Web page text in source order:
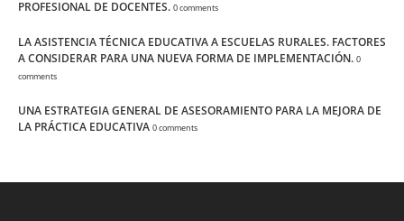
PROFESIONAL DE DOCENTES. 0 comments
LA ASISTENCIA TÉCNICA EDUCATIVA A ESCUELAS RURALES. FACTORES
A CONSIDERAR PARA UNA NUEVA FORMA DE IMPLEMENTACIÓN. 0
comments
UNA ESTRATEGIA GENERAL DE ASESORAMIENTO PARA LA MEJORA DE
LA PRÁCTICA EDUCATIVA 0 comments